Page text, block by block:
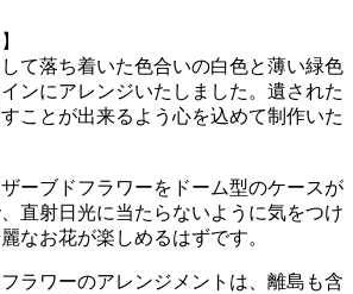
て落ち着いた色合いの白色と薄い緑色
ンにアレンジいたしました。遺された
ことが出来るよう心を込めて制作いた
ーブドフラワーをドーム型のケースが
直射日光に当たらないように気をつけ
なお花が楽しめるはずです。
ラワーのアレンジメントは、離島も含